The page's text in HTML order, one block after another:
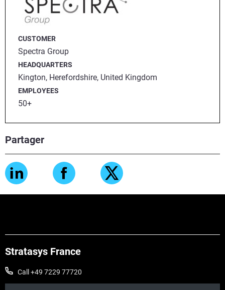
CUSTOMER
Spectra Group
HEADQUARTERS
Kington, Herefordshire, United Kingdom
EMPLOYEES
50+
Partager
Stratasys France
Call +49 7229 77720